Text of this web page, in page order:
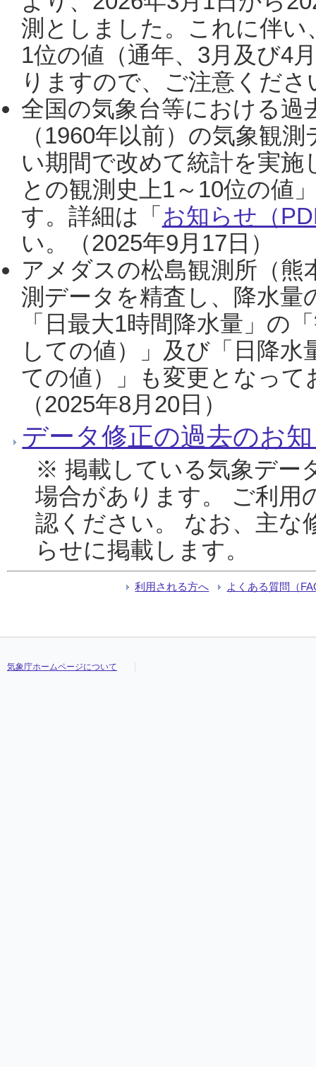
測としました。これに伴い
1位の値（通年、3月及び4
りますので、ご注意くだ
全国の気象台等における過
（1960年以前）の気象観
い期間で改めて統計を実
との観測史上1～10位の値
す。詳細は「 お知らせ（
い。（2025年9月17日）
アメダスの松島観測所（熊
測データを精査し、降水
「日最大1時間降水量」の
しての値）」及び「日降
ての値）」も変更となっ
（2025年8月20日）
データ修正の過去のお
※ 掲載している気象デー
場合があります。 ご利用
認ください。 なお、主な
らせに掲載します。
利用される方へ よくある質問（
気象庁ホームページについて